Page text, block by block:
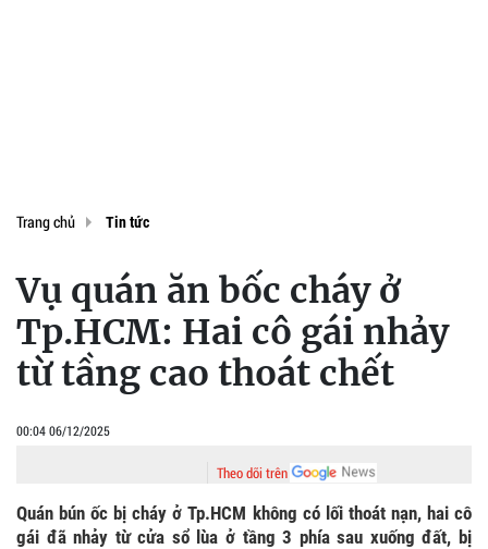
Trang chủ Tin tức
Vụ quán ăn bốc cháy ở
Tp.HCM: Hai cô gái nhảy
từ tầng cao thoát chết
00:04 06/12/2025
Theo dõi trên
Quán bún ốc bị cháy ở Tp.HCM không có lối thoát nạn, hai cô
gái đã nhảy từ cửa sổ lùa ở tầng 3 phía sau xuống đất, bị